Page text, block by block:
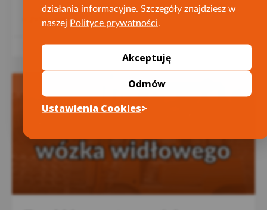
działania informacyjne. Szczegóły znajdziesz w
naszej Polityce prywatności.
Akceptuję
Odmów
Ustawienia Cookies
CZYTAJ WIĘCEJ »
20 listopada 2025